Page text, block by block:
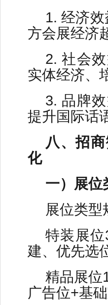
1. 经济
方会展经济
2. 社会
实体经济、
3. 品牌
提升国际话
八、招
化
一）展位
展位类型
特装展
建、优先选
精品展位
广告位+基